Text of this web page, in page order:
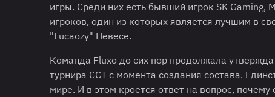
игры. Среди них есть бывший игрок SK
игроков, один из которых является лучшим в
"Lucaozy" Невесе.
Команда Fluxo до сих пор продолжала
турнира CCT с момента создания состава.
мире. И в этом кроется ответ на вопрос,